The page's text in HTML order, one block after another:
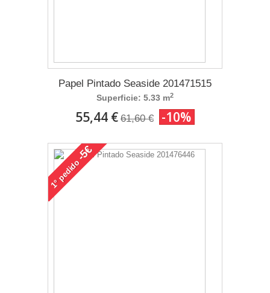
Papel Pintado Seaside 201471515
Superficie: 5.33 m2
55,44 € 61,60 € -10%
1°
pedido
-5€